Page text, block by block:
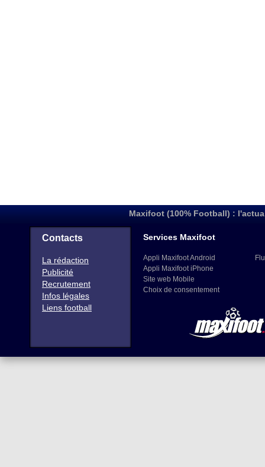
Maxifoot (100% Football) :
Contacts
La rédaction
Publicité
Recrutement
Infos légales
Liens football
Services Maxifoot
Appli Maxifoot Android
Appli Maxifoot iPhone
Site web Mobile
Choix de consentement